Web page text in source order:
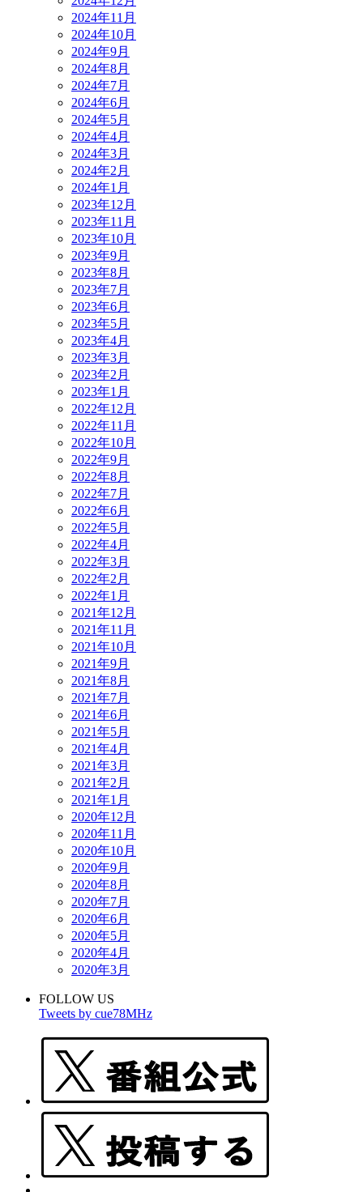
2024年11月
2024年10月
2024年9月
2024年8月
2024年7月
2024年6月
2024年5月
2024年4月
2024年3月
2024年2月
2024年1月
2023年12月
2023年11月
2023年10月
2023年9月
2023年8月
2023年7月
2023年6月
2023年5月
2023年4月
2023年3月
2023年2月
2023年1月
2022年12月
2022年11月
2022年10月
2022年9月
2022年8月
2022年7月
2022年6月
2022年5月
2022年4月
2022年3月
2022年2月
2022年1月
2021年12月
2021年11月
2021年10月
2021年9月
2021年8月
2021年7月
2021年6月
2021年5月
2021年4月
2021年3月
2021年2月
2021年1月
2020年12月
2020年11月
2020年10月
2020年9月
2020年8月
2020年7月
2020年6月
2020年5月
2020年4月
2020年3月
FOLLOW US
Tweets by cue78MHz